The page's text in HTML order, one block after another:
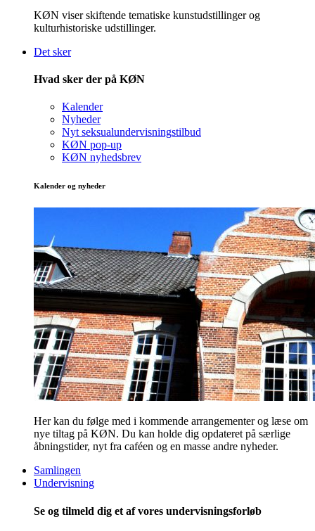
KØN viser skiftende tematiske kunstudstillinger og
kulturhistoriske udstillinger.
Det sker
Hvad sker der på KØN
Kalender
Nyheder
Nyt seksualundervisningstilbud
KØN pop-up
KØN nyhedsbrev
Kalender og nyheder
Her kan du følge med i kommende arrangementer og læse om
nye tiltag på KØN. Du kan holde dig opdateret på særlige
åbningstider, nyt fra caféen og en masse andre nyheder.
Samlingen
Undervisning
Se og tilmeld dig et af vores undervisningsforløb